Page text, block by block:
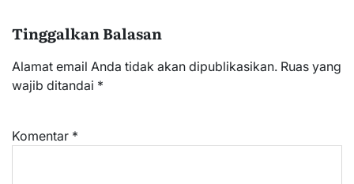
Tinggalkan Balasan
Alamat email Anda tidak akan dipublikasikan. Ruas yang
wajib ditandai *
Komentar *